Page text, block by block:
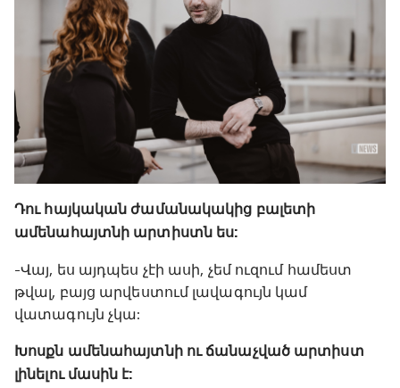
Դու հայկական ժամանակակից բալետի
ամենահայտնի արտիստն ես:
-Վայ, ես այդպես չէի ասի, չեմ ուզում համեստ
թվալ, բայց արվեստում լավագույն կամ
վատագույն չկա:
Խոսքն ամենահայտնի ու ճանաչված արտիստ
լինելու մասին է: